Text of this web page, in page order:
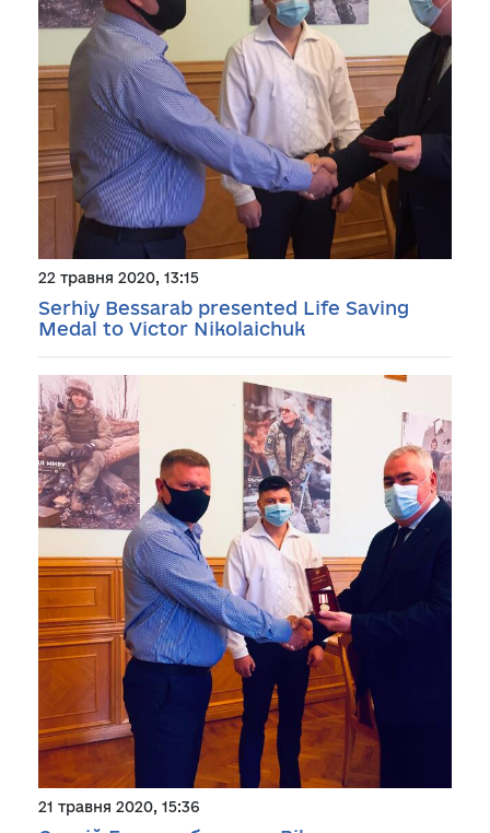
22 травня 2020, 13:15
Serhiy Bessarab presented Life Saving
Medal to Victor Nikolaichuk
21 травня 2020, 15:36